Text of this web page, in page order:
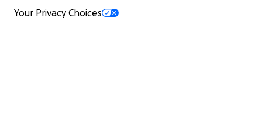
Your Privacy Choices